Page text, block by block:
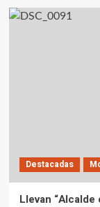
Destacadas
Llevan “Alcalde